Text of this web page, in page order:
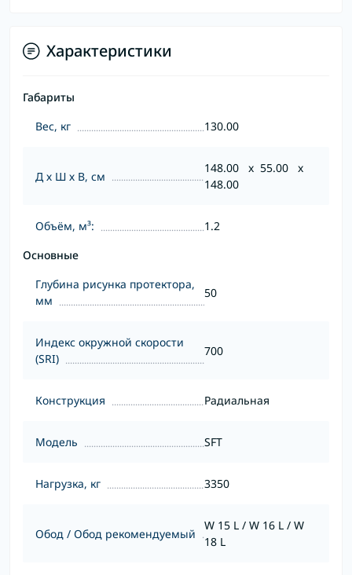
Характеристики
Габариты
Вес, кг
130.00
Д х Ш х В, см
148.00 x 55.00 x
148.00
Объём, м³:
1.2
Основные
Глубина рисунка протектора,
мм
50
Индекс окружной скорости
(SRI)
700
Конструкция Радиальная
Модель SFT
Нагрузка, кг 3350
Обод / Обод рекомендуемый
W 15 L / W 16 L / W
18 L